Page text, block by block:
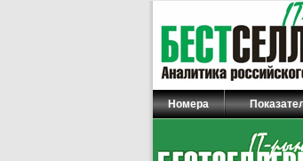
Номера